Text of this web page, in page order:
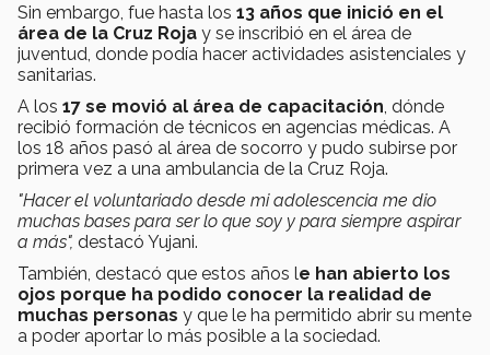
Sin embargo, fue hasta los 13 años que inició en el
área de la Cruz Roja y se inscribió en el área de
juventud, donde podía hacer actividades asistenciales y
sanitarias.
A los 17 se movió al área de capacitación , dónde
recibió formación de técnicos en agencias médicas. A
los 18 años pasó al área de socorro y pudo subirse por
primera vez a una ambulancia de la Cruz Roja.
"Hacer el voluntariado desde mi adolescencia me dio
muchas bases para ser lo que soy y para siempre aspirar
a más", destacó Yujani.
También, destacó que estos años le han abierto los
ojos porque ha podido conocer la realidad de
muchas personas y que le ha permitido abrir su mente
a poder aportar lo más posible a la sociedad.